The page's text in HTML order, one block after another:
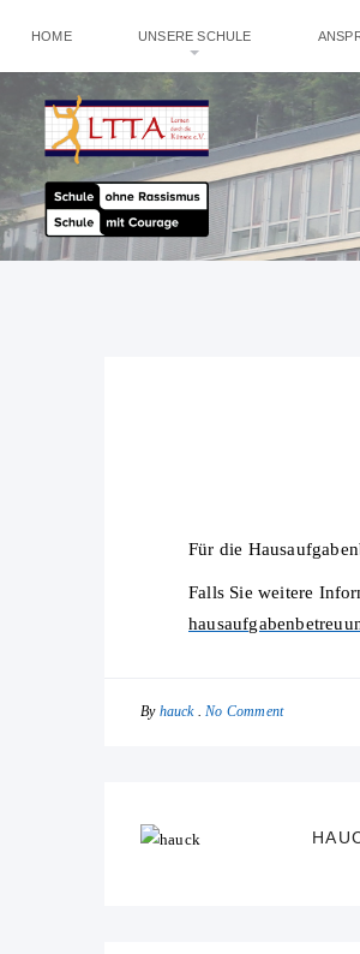
HOME UNSERE SCHULE
Für die
Falls Sie weitere
By hauck No Comment